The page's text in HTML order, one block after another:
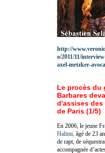
http://
o/2011/11/
axel-metzker-
Le procès du
Barbares
d'assises des
de Paris (1/5)
En 2006, le jeune
Halimi, âgé de 23
de rapt, de
accompagnée